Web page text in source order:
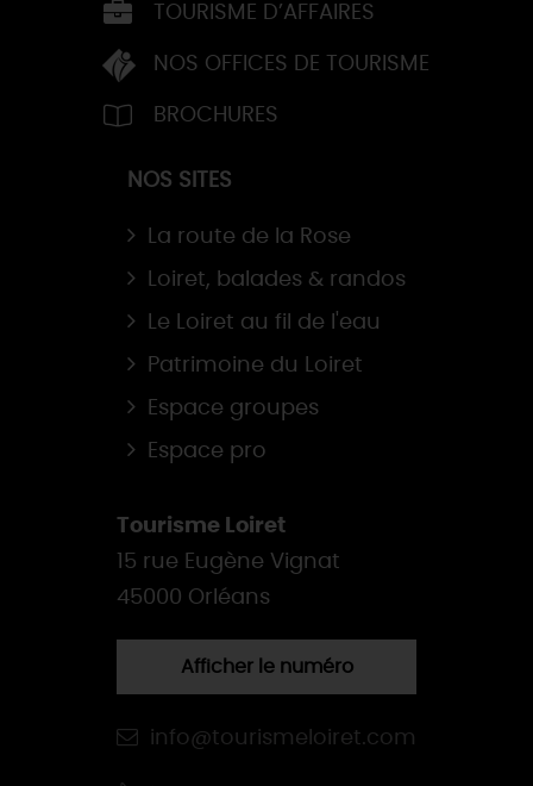
TOURISME D’AFFAIRES
NOS OFFICES DE TOURISME
BROCHURES
NOS SITES
La route de la Rose
Loiret, balades & randos
Le Loiret au fil de l'eau
Patrimoine du Loiret
Espace groupes
Espace pro
Tourisme Loiret
15 rue Eugène Vignat
45000 Orléans
Afficher le numéro
info@tourismeloiret.com